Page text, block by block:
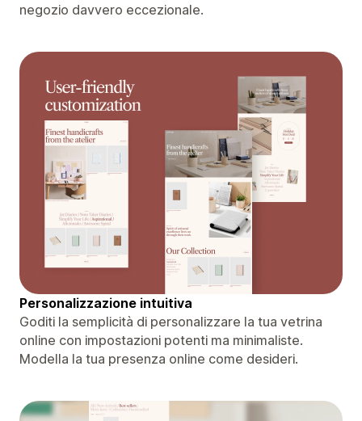
negozio davvero eccezionale.
Personalizzazione intuitiva
Goditi la semplicità di personalizzare la tua vetrina
online con impostazioni potenti ma minimaliste.
Modella la tua presenza online come desideri.